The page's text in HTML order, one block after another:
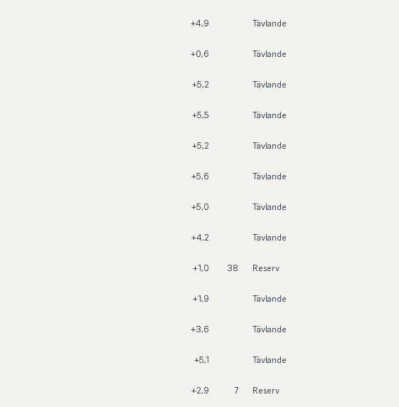
+4,9 Tävlande
+0,6 Tävlande
+5,2 Tävlande
+5,5 Tävlande
+5,2 Tävlande
+5,6 Tävlande
+5,0 Tävlande
+4,2 Tävlande
+1,0 38 Reserv
+1,9 Tävlande
+3,6 Tävlande
+5,1 Tävlande
+2,9 7 Reserv